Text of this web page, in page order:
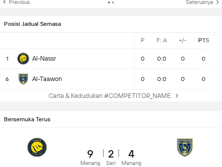
Previous Seterusnya
Posisi Jadual Semasa
P F: A +/- PTS
1 Al-Nassr 0 0:0 0 0
6 Al-Taawon 0 0:0 0 0
Carta & Kedudukan #COMPETITOR_NAME
Bersemuka Terus
9
Menang
2
Seri
4
Menang